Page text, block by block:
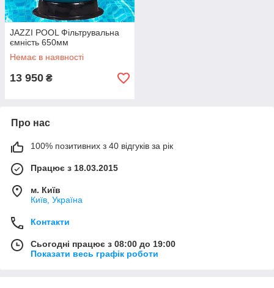
JAZZI POOL Фільтрувальна
ємність 650мм
Немає в наявності
13 950 ₴
Про нас
100% позитивних з 40 відгуків за рік
Працює з 18.03.2015
м. Київ
Київ, Україна
Контакти
Сьогодні працює з 08:00 до 19:00
Показати весь графік роботи